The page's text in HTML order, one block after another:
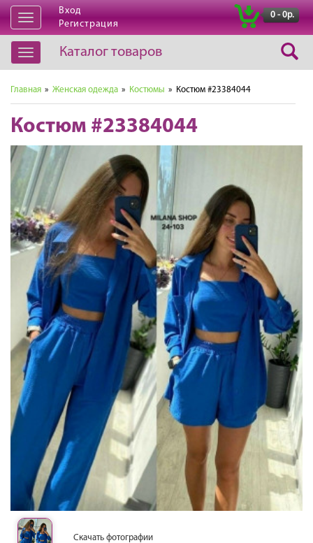
Открыть
навигацию
Вход
Регистрация
0 - 0р.
Открыть
навигацию
Каталог товаров
Главная » Женская одежда » Костюмы » Костюм #23384044
Костюм #23384044
Скачать фотографии